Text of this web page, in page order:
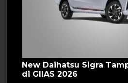
New Daihatsu Sigra
di GIIAS 2026